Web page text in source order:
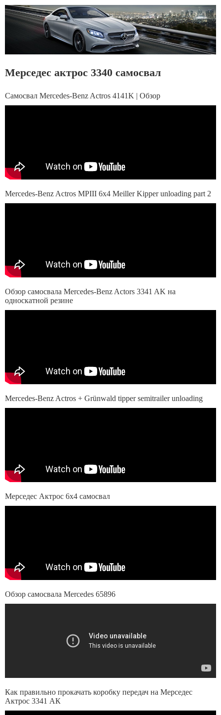
Мерседес актрос 3340 самосвал
Самосвал Mercedes-Benz Actros 4141K | Обзор
Mercedes-Benz Actros MPIII 6x4 Meiller Kipper unloading part 2
Обзор самосвала Mercedes-Benz Actors 3341 AK на
односкатной резине
Mercedes-Benz Actros + Grünwald tipper semitrailer unloading
Мерседес Актрос 6х4 самосвал
Обзор самосвала Mercedes 65896
Как правильно прокачать коробку передач на Мерседес
Актрос 3341 АК